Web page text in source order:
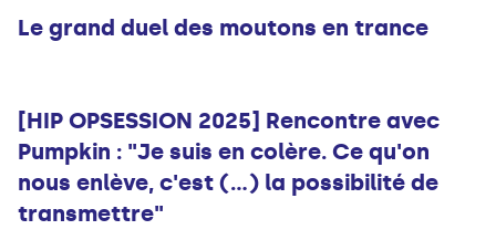
Le grand duel des moutons en trance
[HIP OPSESSION 2025] Rencontre avec
Pumpkin : "Je suis en colère. Ce qu'on
nous enlève, c'est (...) la possibilité de
transmettre"